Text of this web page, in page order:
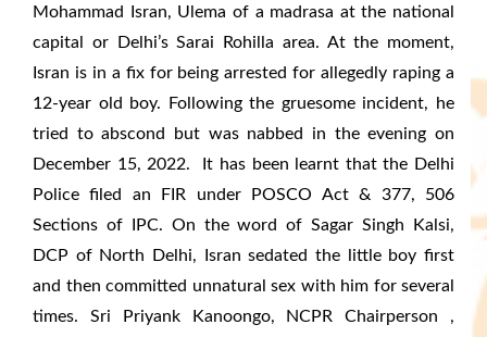
Mohammad Isran, Ulema of a madrasa at the national
capital or Delhi’s Sarai Rohilla area. At the moment,
Isran is in a fix for being arrested for allegedly raping a
12-year old boy. Following the gruesome incident, he
tried to abscond but was nabbed in the evening on
December 15, 2022. It has been learnt that the Delhi
Police filed an FIR under POSCO Act & 377, 506
Sections of IPC. On the word of Sagar Singh Kalsi,
DCP of North Delhi, Isran sedated the little boy first
and then committed unnatural sex with him for several
times. Sri Priyank Kanoongo, NCPR Chairperson ,